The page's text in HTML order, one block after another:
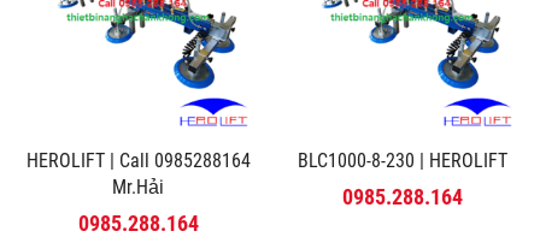
HEROLIFT | Call 0985288164
Mr.Hải
0985.288.164
BLC1000-8-230 | HEROLIFT
0985.288.164